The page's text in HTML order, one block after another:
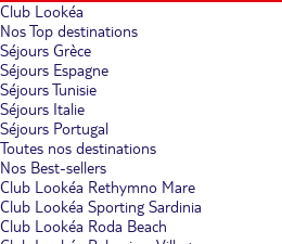
Club Lookéa
Nos Top destinations
Séjours Grèce
Séjours Espagne
Séjours Tunisie
Séjours Italie
Séjours Portugal
Toutes nos destinations
Nos Best-sellers
Club Lookéa Rethymno Mare
Club Lookéa Sporting Sardinia
Club Lookéa Roda Beach